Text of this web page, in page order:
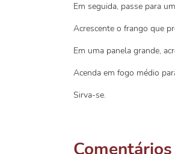
Em seguida, passe para
Acrescente o frango que
Em uma panela grande,
Acenda em fogo médio
Sirva-se.
Comentários